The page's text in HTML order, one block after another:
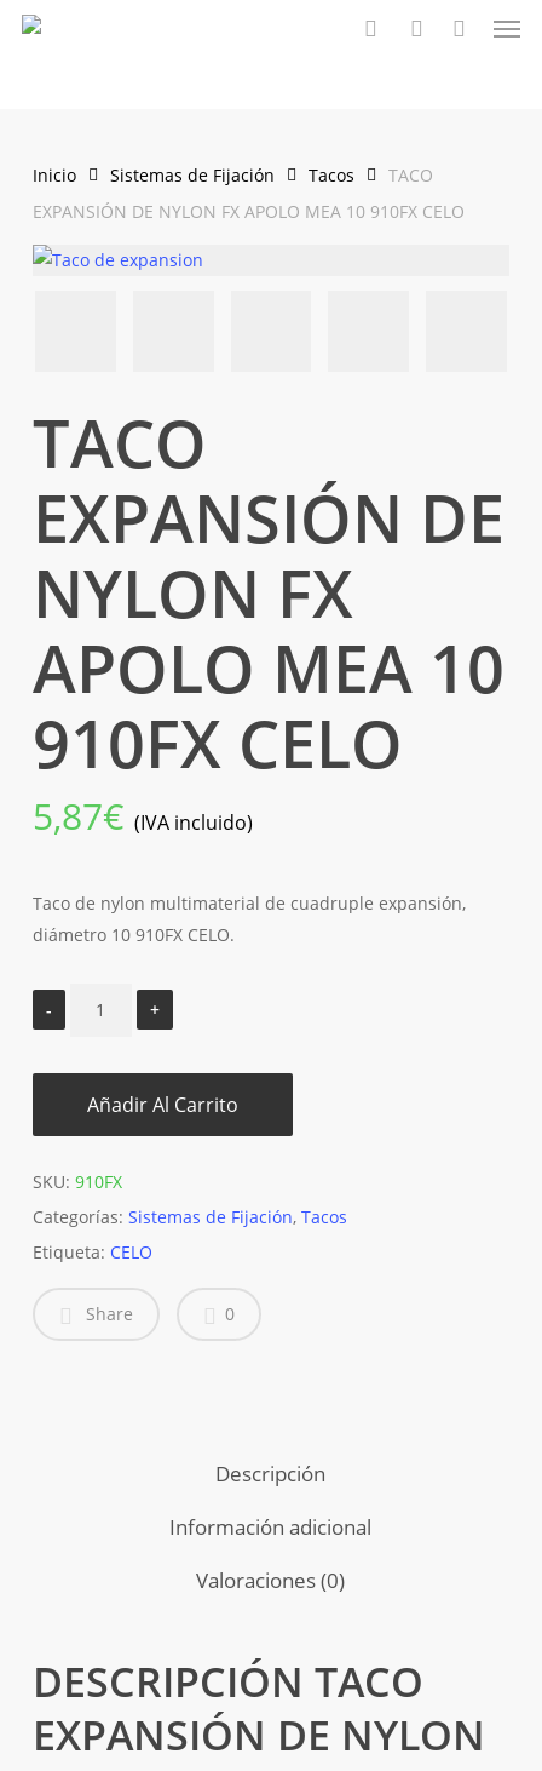
Saltar
Inicio Sistemas de Fijación Tacos
TACO
EXPANSIÓN DE NYLON FX APOLO MEA 10 910FX CELO
TACO
EXPANSIÓN DE
NYLON FX
APOLO MEA 10
910FX CELO
5,87€ (IVA incluido)
Taco de nylon multimaterial de cuadruple expansión,
diámetro 10 910FX CELO.
Añadir Al Carrito
SKU: 910FX
Categorías: Sistemas de Fijación, Tacos
Etiqueta: CELO
Share 0
Descripción
Información adicional
Valoraciones (0)
DESCRIPCIÓN TACO
EXPANSIÓN DE NYLON